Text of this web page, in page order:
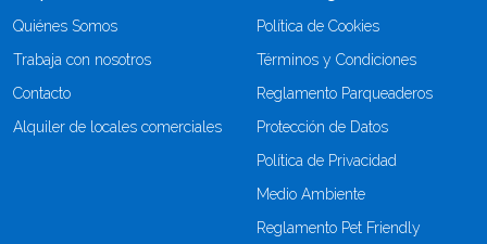
Quiénes Somos
Trabaja con nosotros
Contacto
Alquiler de locales comerciales
Política de Cookies
Términos y Condiciones
Reglamento Parqueaderos
Protección de Datos
Política de Privacidad
Medio Ambiente
Reglamento Pet Friendly